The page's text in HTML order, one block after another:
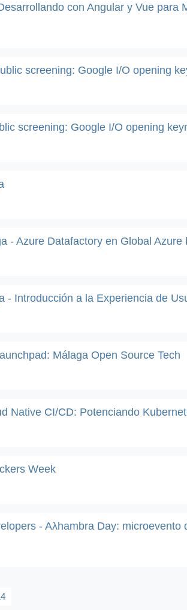
con Angular y Vue para
screening: Google I/O opening
screening: Google I/O opening
- Azure Datafactory en Global Azure
- Introducción a la Experiencia de
Málaga Open Source Tech
Native CI/CD: Potenciando
Week
- Aλhambra Day: microevento